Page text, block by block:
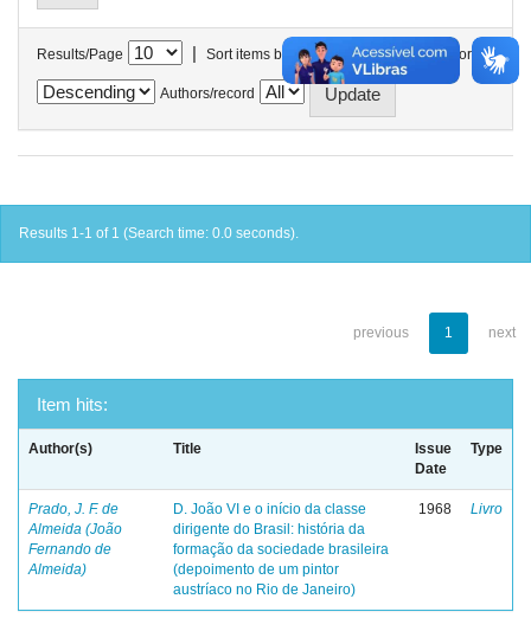
Results/Page | Sort items by In order
Authors/record
Results 1-1 of 1 (Search time: 0.0 seconds).
previous 1 next
Item hits:
Author(s) Title
Issue
Date
Type
Prado, J. F. de
Almeida (João
Fernando de
Almeida)
D. João VI e o início da classe
dirigente do Brasil: história da
formação da sociedade brasileira
(depoimento de um pintor
austríaco no Rio de Janeiro)
1968 Livro